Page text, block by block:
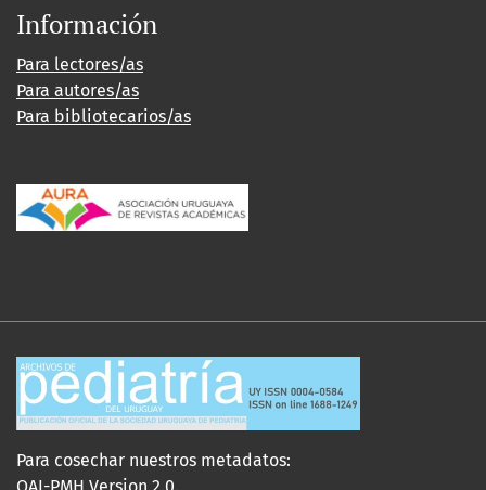
Información
Para lectores/as
Para autores/as
Para bibliotecarios/as
Para cosechar nuestros metadatos: